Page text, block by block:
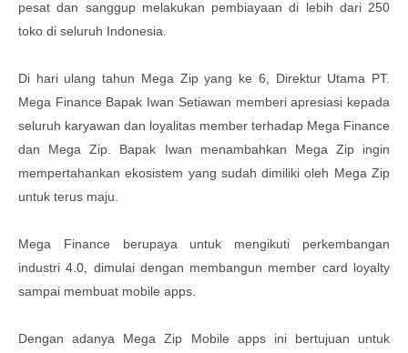
pesat dan sanggup melakukan pembiayaan di lebih dari 250
toko di seluruh Indonesia.
Di hari ulang tahun Mega Zip yang ke 6, Direktur Utama PT.
Mega Finance Bapak Iwan Setiawan memberi apresiasi kepada
seluruh karyawan dan loyalitas member terhadap Mega Finance
dan Mega Zip. Bapak Iwan menambahkan Mega Zip ingin
mempertahankan ekosistem yang sudah dimiliki oleh Mega Zip
untuk terus maju.
Mega Finance berupaya untuk mengikuti perkembangan
industri 4.0, dimulai dengan membangun member card loyalty
sampai membuat mobile apps.
Dengan adanya Mega Zip Mobile apps ini bertujuan untuk